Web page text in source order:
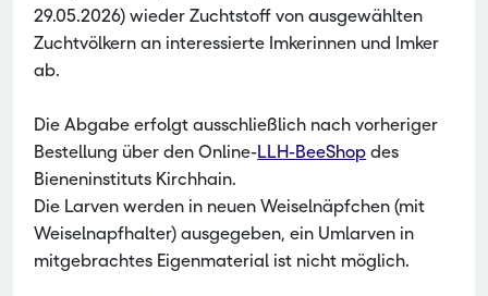
29.05.2026) wieder Zuchtstoff von ausgewählten
Zuchtvölkern an interessierte Imkerinnen und Imker
ab.
Die Abgabe erfolgt ausschließlich nach vorheriger
Bestellung über den Online-LLH-BeeShop des
Bieneninstituts Kirchhain.
Die Larven werden in neuen Weiselnäpfchen (mit
Weiselnapfhalter) ausgegeben, ein Umlarven in
mitgebrachtes Eigenmaterial ist nicht möglich.